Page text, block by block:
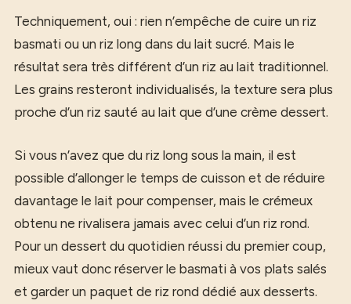
Techniquement, oui : rien n’empêche de cuire un riz
basmati ou un riz long dans du lait sucré. Mais le
résultat sera très différent d’un riz au lait traditionnel.
Les grains resteront individualisés, la texture sera plus
proche d’un riz sauté au lait que d’une crème dessert.
Si vous n’avez que du riz long sous la main, il est
possible d’allonger le temps de cuisson et de réduire
davantage le lait pour compenser, mais le crémeux
obtenu ne rivalisera jamais avec celui d’un riz rond.
Pour un dessert du quotidien réussi du premier coup,
mieux vaut donc réserver le basmati à vos plats salés
et garder un paquet de riz rond dédié aux desserts.